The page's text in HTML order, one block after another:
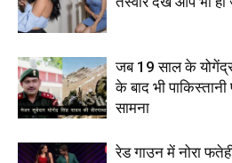
जब 19 साल के
के बाद भी
सामना
रेड गाउन में नोरा